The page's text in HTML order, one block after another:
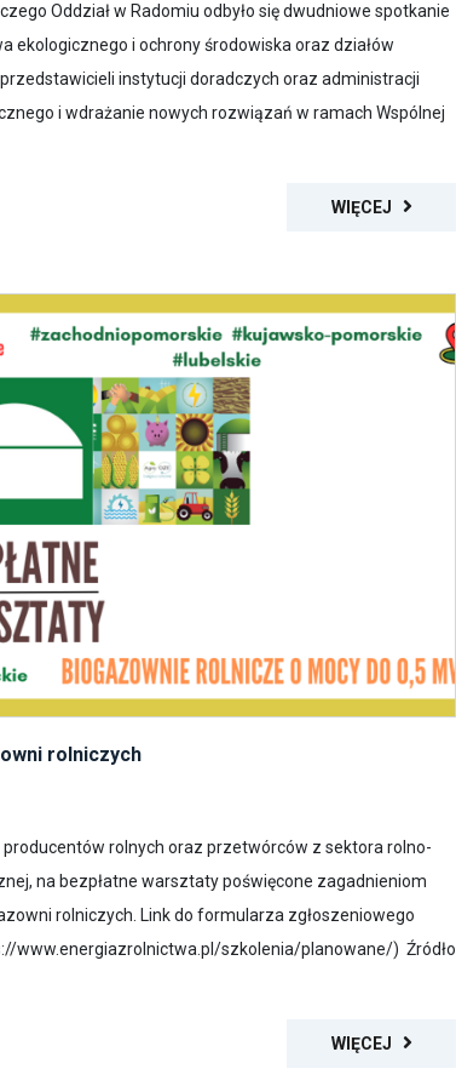
Oddział w Radomiu odbyło się dwudniowe spotkanie
ekologicznego i ochrony środowiska oraz działów
instytucji doradczych oraz administracji
i wdrażanie nowych rozwiązań w ramach Wspólnej
WIĘCEJ
rolniczych
rolnych oraz przetwórców z sektora rolno-
na bezpłatne warsztaty poświęcone zagadnieniom
rolniczych. Link do formularza zgłoszeniowego
www.energiazrolnictwa.pl/szkolenia/planowane/) Źródło
WIĘCEJ